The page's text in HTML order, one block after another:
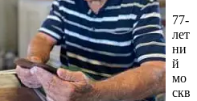
77-
лет
ни
й
мо
скв